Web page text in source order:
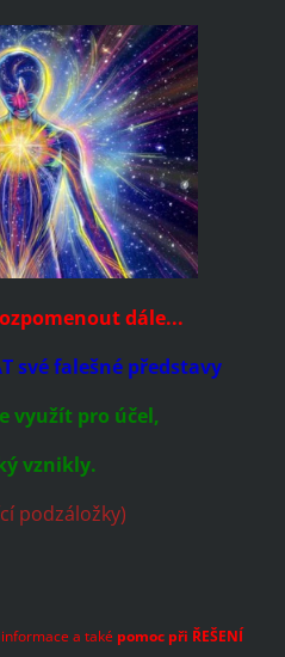
dále...
své falešné představy
využít pro účel,
vznikly.
podzáložky)
a také pomoc při ŘEŠENÍ